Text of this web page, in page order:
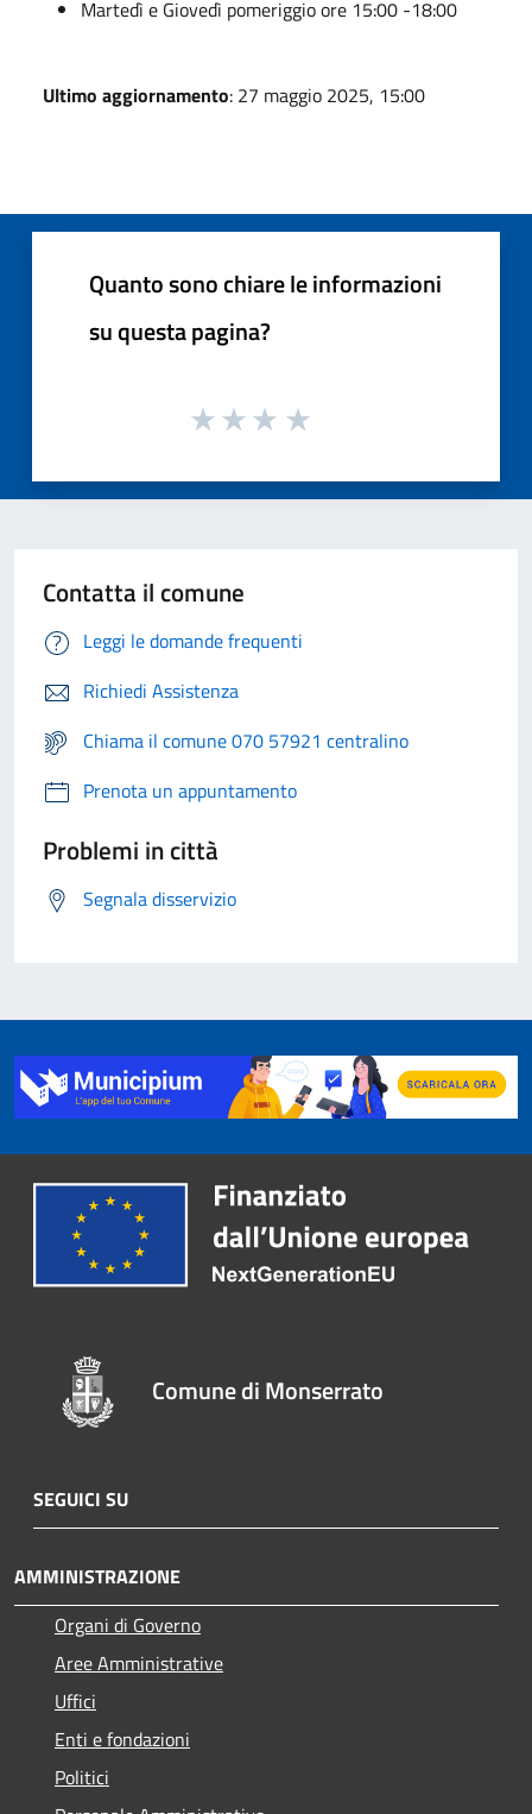
Martedì e Giovedì pomeriggio ore 15:00 -18:00
Ultimo aggiornamento: 27 maggio 2025, 15:00
Quanto sono chiare le informazioni
su questa pagina?
Contatta il comune
Leggi le domande frequenti
Richiedi Assistenza
Chiama il comune 070 57921 centralino
Prenota un appuntamento
Problemi in città
Segnala disservizio
Comune di Monserrato
SEGUICI SU
AMMINISTRAZIONE
Organi di Governo
Aree Amministrative
Uffici
Enti e fondazioni
Politici